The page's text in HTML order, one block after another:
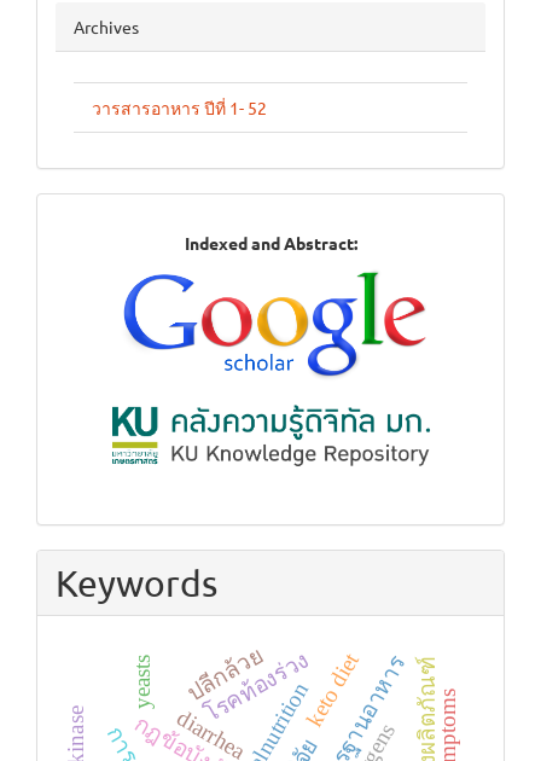
archives
Archives
วารสารอาหาร ปีที่ 1- 52
Indexed and Abstract:
Keywords
malnutrition
diarrhea มาตรฐานอาหาร
yeasts โรคท้องร่วง
ปลีกล้วย keto diet